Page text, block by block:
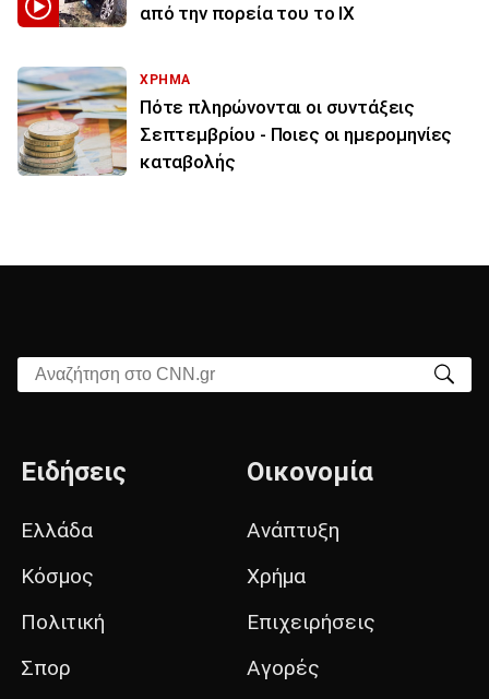
από την πορεία του το ΙΧ
ΧΡΗΜΑ
Πότε πληρώνονται οι συντάξεις
Σεπτεμβρίου - Ποιες οι ημερομηνίες
καταβολής
Αναζήτηση στο CNN.gr
Ειδήσεις
Ελλάδα
Κόσμος
Πολιτική
Σπορ
Οικονομία
Ανάπτυξη
Χρήμα
Επιχειρήσεις
Αγορές